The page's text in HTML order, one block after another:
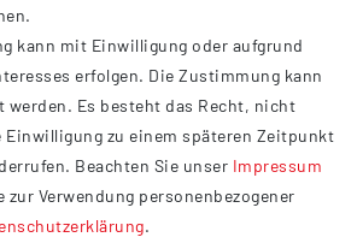
kann mit Einwilligung oder aufgrund
erfolgen. Die Zustimmung kann
werden. Es besteht das Recht, nicht
zu einem späteren Zeitpunkt
Beachten Sie unser Impressum
Verwendung personenbezogener
.